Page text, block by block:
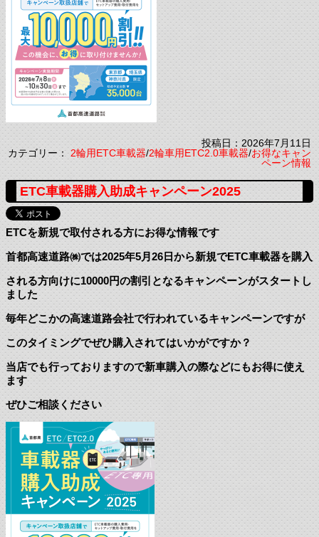
投稿日：2026年7月11日
カテゴリー：2輪用ETC車載器/2輪車用ETC2.0車載器/お得なキャン
ペーン情報
ETC車載器購入助成キャンペーン2025
ETCを新規で取付される方にお得な情報です
首都高速道路㈱では2025年5月26日から新規でETC車載器を購入
される方向けに10000円の割引となるキャンペーンがスタートし
ました
毎年どこかの高速道路会社で行われているキャンペーンですが
このタイミングでぜひ購入されてはいかがですか？
当店でも行っておりますので新車購入の際などにもお得に使え
ます
ぜひご相談ください